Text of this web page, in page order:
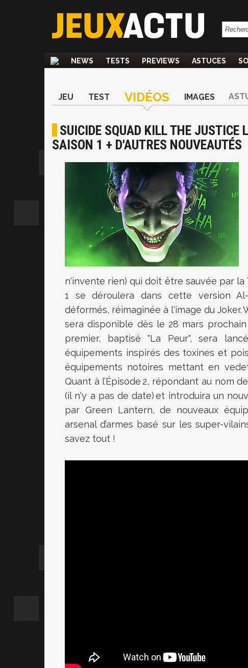
NEWS TESTS PREVIEWS ASTUCES
JEU TEST VIDÉOS IMAGES
SUICIDE SQUAD KILL THE JUSTICE
SAISON 1 + D'AUTRES NOUVEAUTÉS
n'invente rien) qui doit être sauvée par la
1 se déroulera dans cette version
déformés, réimaginée à l'image du
sera disponible dès le 28 mars
premier, baptisé "La Peur", sera
équipements inspirés des toxines et
équipements notoires mettant en
Quant à l’Épisode 2, répondant au nom
(il n'y a pas de date) et introduira un
par Green Lantern, de nouveaux
arsenal d’armes basé sur les super-
savez tout !